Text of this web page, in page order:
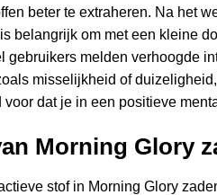
beter te extraheren. Na het
belangrijk om met een kleine
gebruikers melden verhoogde
misselijkheid of
dat je in een positieve
Morning Glory
stof in Morning Glory